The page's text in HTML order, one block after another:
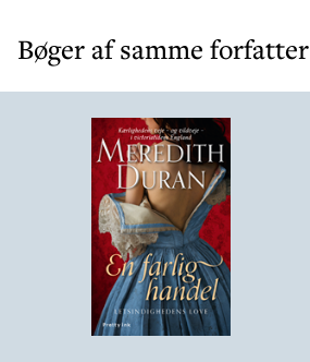
Bøger af samme forfatter